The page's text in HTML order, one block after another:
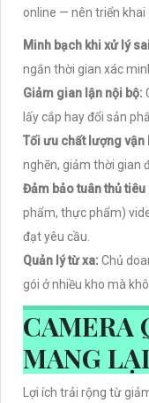
online — nên triển khai
Minh bạch khi xử lý
ngắn thời gian xác
Giảm gian lận nội bộ:
lấy cắp hay đổi sản
Tối ưu chất lượng vận
nghẽn, giảm thời gian
Đảm bảo tuân thủ tiêu
phẩm, thực phẩm)
đạt yêu cầu.
Quản lý từ xa: Chủ
gói ở nhiều kho mà
CAMERA
MANG
Lợi ích trải rộng từ